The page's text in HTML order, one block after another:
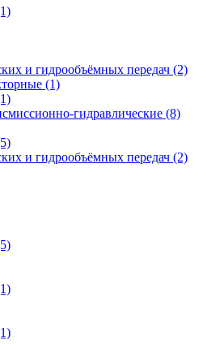
и гидрообъёмных передач (2)
(1)
гидравлические (8)
и гидрообъёмных передач (2)